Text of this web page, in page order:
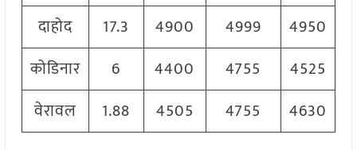
दाहोद
17.3 4900 4999
4950
कोडिनार
6 4400 4755
4525
वेरावल
1.88 4505 4755 4630